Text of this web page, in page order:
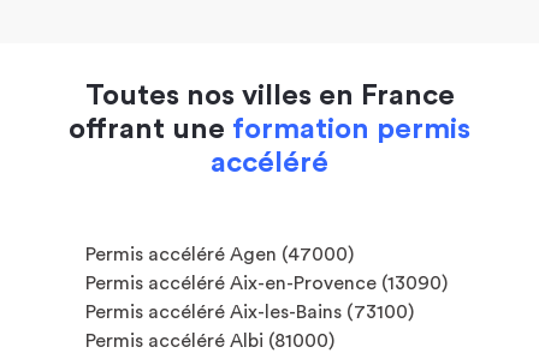
Toutes nos villes en France
offrant une formation permis
accéléré
Permis accéléré Agen (47000)
Permis accéléré Aix-en-Provence (13090)
Permis accéléré Aix-les-Bains (73100)
Permis accéléré Albi (81000)